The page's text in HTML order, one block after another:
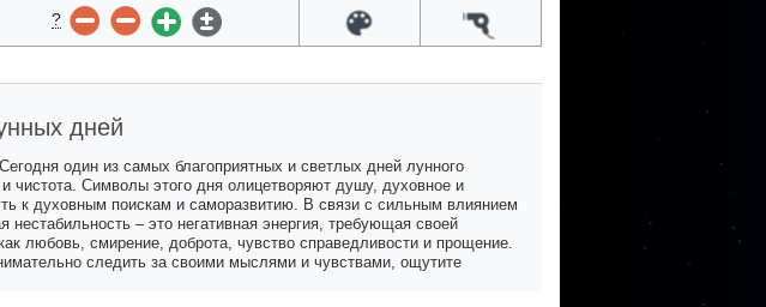
?
дней
один из самых благоприятных и светлых дней лунного
чистота. Символы этого дня олицетворяют душу, духовное и
к духовным поискам и саморазвитию. В связи с сильным влиянием
– это негативная энергия, требующая своей
любовь, смирение, доброта, чувство справедливости и прощение.
следить за своими мыслями и чувствами, ощутите